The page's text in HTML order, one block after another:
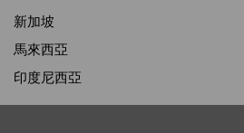
新加坡
馬來西亞
印度尼西亞